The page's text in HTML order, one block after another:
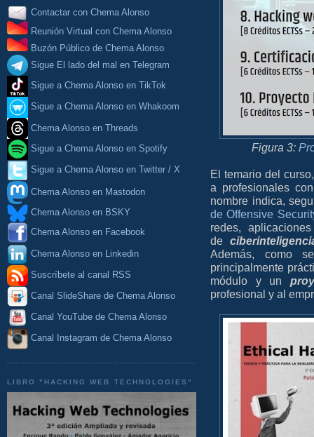
Contactar con Chema Alonso
Reunión Virtual con Chema Alonso
Buzón Público de Chema Alonso
Sigue El lado del mal en Telegram
Sigue a Chema Alonso en TikTok
Sigue a Chema Alonso en Whakoom
Chema Alonso en Threads
Sigue a Chema Alonso en Spotify
Sigue a Chema Alonso en Twitter / X
Chema Alonso en Mastodon
Chema Alonso en BSKY
Chema Alonso en Facebook
Chema Alonso en Linkedin
Suscríbete al canal RSS
Canal SlideShare de Chema Alonso
Canal YouTube de Chema Alonso
Canal Instagram de Chema Alonso
LIBRO "HACKING WEB TECHNOLOGIES"
Figura 3:
El temario del
a profesionales
nombre indica,
de Offensive
redes,
de
Además, como
principalmente
módulo y un
profesional y al